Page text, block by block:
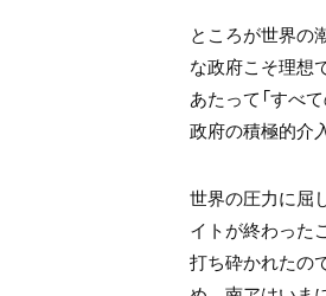
ところが世界の
な政府こそ理想
あたって「すべ
政府の積極的介
世界の圧力に屈
イトが終わった
打ち砕かれたの